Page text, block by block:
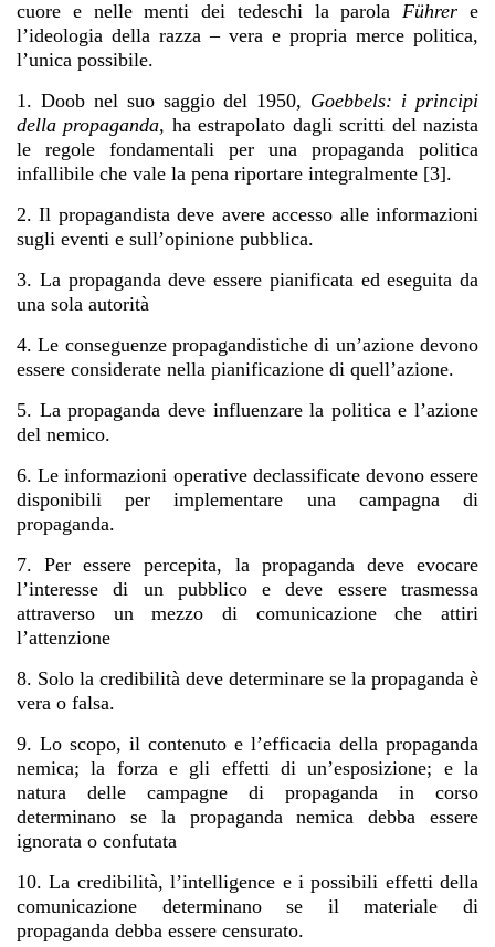
cuore e nelle menti dei tedeschi la parola Führer e
l’ideologia della razza – vera e propria merce politica,
l’unica possibile.
1. Doob nel suo saggio del 1950, Goebbels: i principi
della propaganda, ha estrapolato dagli scritti del nazista
le regole fondamentali per una propaganda politica
infallibile che vale la pena riportare integralmente [3].
2. Il propagandista deve avere accesso alle informazioni
sugli eventi e sull’opinione pubblica.
3. La propaganda deve essere pianificata ed eseguita da
una sola autorità
4. Le conseguenze propagandistiche di un’azione devono
essere considerate nella pianificazione di quell’azione.
5. La propaganda deve influenzare la politica e l’azione
del nemico.
6. Le informazioni operative declassificate devono essere
disponibili per implementare una campagna di
propaganda.
7. Per essere percepita, la propaganda deve evocare
l’interesse di un pubblico e deve essere trasmessa
attraverso un mezzo di comunicazione che attiri
l’attenzione
8. Solo la credibilità deve determinare se la propaganda è
vera o falsa.
9. Lo scopo, il contenuto e l’efficacia della propaganda
nemica; la forza e gli effetti di un’esposizione; e la
natura delle campagne di propaganda in corso
determinano se la propaganda nemica debba essere
ignorata o confutata
10. La credibilità, l’intelligence e i possibili effetti della
comunicazione determinano se il materiale di
propaganda debba essere censurato.